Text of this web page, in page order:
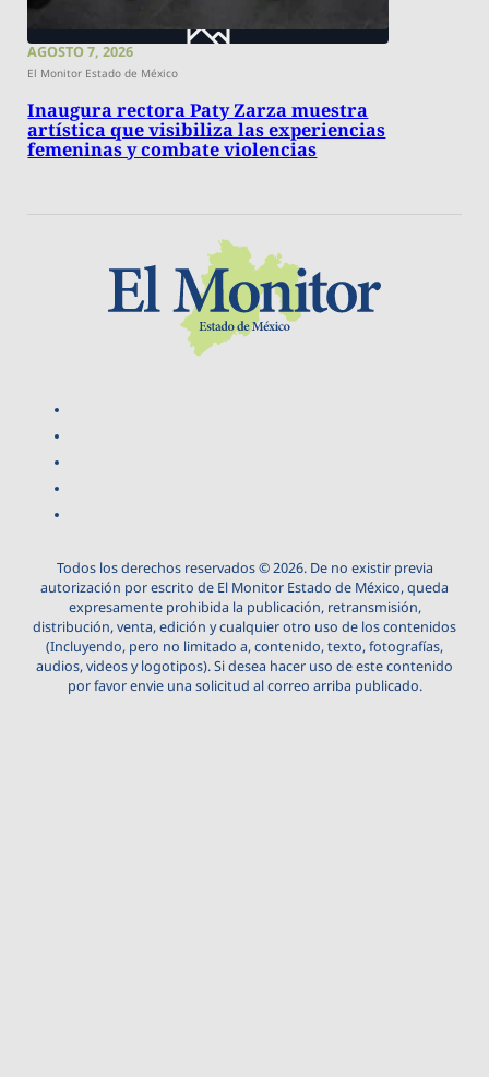
AGOSTO 7, 2026
El Monitor Estado de México
Inaugura rectora Paty Zarza muestra
artística que visibiliza las experiencias
femeninas y combate violencias
Todos los derechos reservados © 2026. De no existir previa
autorización por escrito de El Monitor Estado de México, queda
expresamente prohibida la publicación, retransmisión,
distribución, venta, edición y cualquier otro uso de los contenidos
(Incluyendo, pero no limitado a, contenido, texto, fotografías,
audios, videos y logotipos). Si desea hacer uso de este contenido
por favor envie una solicitud al correo arriba publicado.